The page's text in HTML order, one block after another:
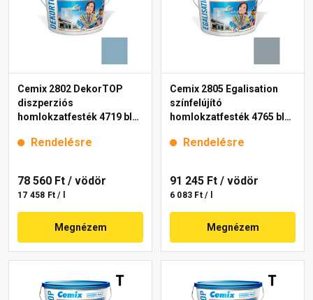
Cemix 2802 DekorTOP
diszperziós
homlokzatfesték 4719 blue
Rendelésre
78 560 Ft / vödör
17 458 Ft / l
Megnézem
Cemix 2805 Egalisation
színfelújító
homlokzatfesték 4765 blue
Rendelésre
91 245 Ft / vödör
6 083 Ft / l
Megnézem